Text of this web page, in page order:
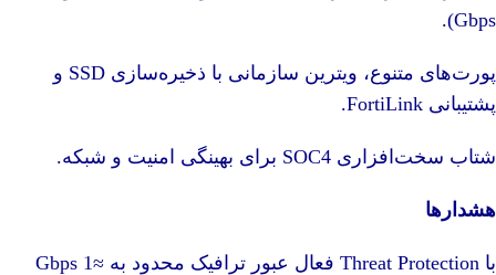
Gbps).
پورت‌های متنوع، ویترین سازمانی با ذخیره‌سازی SSD و
پشتیبانی FortiLink.
شتاب سخت‌افزاری SOC4 برای بهینگی امنیت و شبکه.
هشدارها
با Threat Protection فعال عبور ترافیک محدود به ≈1 Gbps